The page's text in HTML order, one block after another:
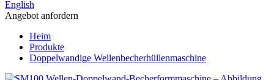
English
Angebot anfordern
Heim
Produkte
Doppelwandige Wellenbecherhüllenmaschine